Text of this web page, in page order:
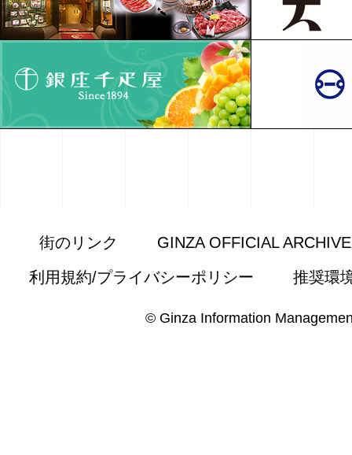
街のリンク
GINZA OFFICIAL
利用規約/プライバシーポリシー
推奨環
© Ginza Information